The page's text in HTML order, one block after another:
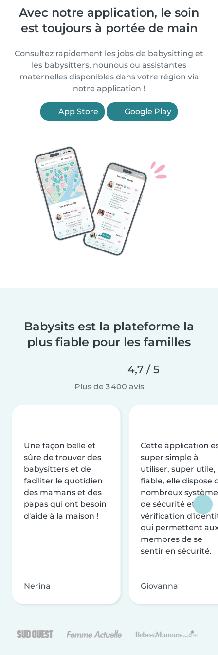
Avec notre application, le soin
est toujours à portée de main
Consultez rapidement les jobs de babysitting et
les babysitters, nounous ou assistantes
maternelles disponibles dans votre région via
notre application !
App Store Google Play
Babysits est la plateforme la
plus fiable pour les familles
4,7 / 5
Plus de 3 400 avis
Une façon belle et
sûre de trouver des
babysitters et de
faciliter le quotidien
des mamans et des
papas qui ont besoin
d'aide à la maison !
Nerina
Cette application
super simple à
utiliser, super utile,
fiable, elle dispose
nombreux
de sécurité et de
vérification
qui permettent
membres de se
sentir en sécurité.
Giovanna